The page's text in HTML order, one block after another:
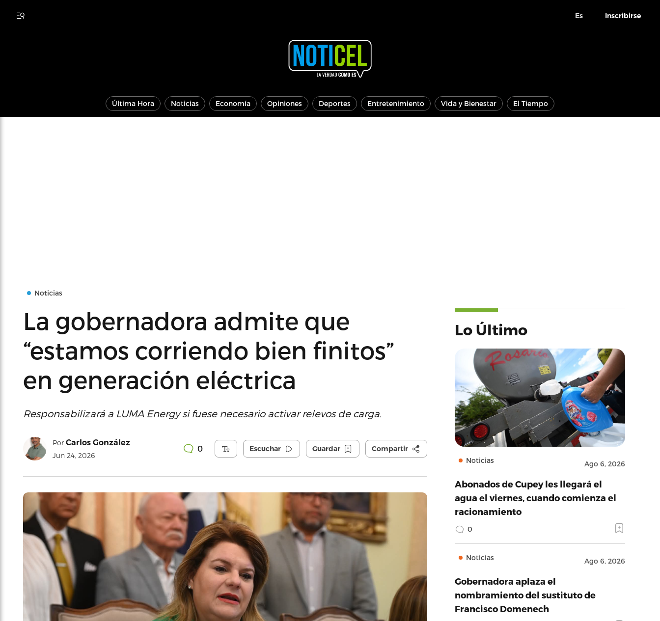
Es Inscribirse
Última Hora Noticias Economía Opiniones Deportes Entretenimiento Vida y Bienestar El Tiempo
Noticias
La gobernadora admite que
“estamos corriendo bien finitos”
en generación eléctrica
Responsabilizará a LUMA Energy si fuese necesario activar relevos de carga.
Por Carlos González
Jun 24, 2026
0 Escuchar Guardar Compartir
Lo Último
Noticias Ago 6, 2026
Abonados de Cupey les llegará el
agua el viernes, cuando comienza el
racionamiento
0
Noticias Ago 6, 2026
Gobernadora aplaza el
nombramiento del sustituto de
Francisco Domenech